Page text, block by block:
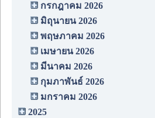
กรกฎาคม 2026
มิถุนายน 2026
พฤษภาคม 2026
เมษายน 2026
มีนาคม 2026
กุมภาพันธ์ 2026
มกราคม 2026
2025